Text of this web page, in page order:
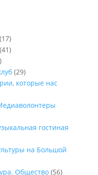
(29)
которые нас
гостиная
на Большой
Общество(56)